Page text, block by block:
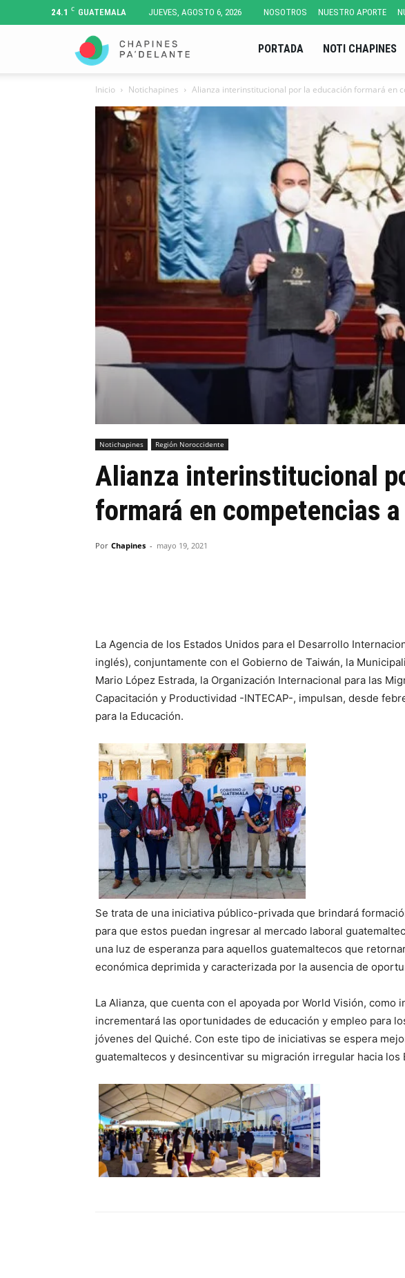
24.1 C GUATEMALA JUEVES, AGOSTO 6, 2026 NOSOTROS NUESTRO APORTE
Pa'
PORTADA NOTI CHAPINES
Inicio Notichapines Alianza interinstitucional por la educación formará en
Notichapines Región Noroccidente
Alianza interinstitucional
formará en competencias
Por Chapines - mayo 19, 2021
La Agencia de los Estados Unidos para el Desarrollo
inglés), conjuntamente con el Gobierno de Taiwán, la
Mario López Estrada, la Organización Internacional para las
Capacitación y Productividad -INTECAP-, impulsan, desde
para la Educación.
Se trata de una iniciativa público-privada que brindará
para que estos puedan ingresar al mercado laboral
una luz de esperanza para aquellos guatemaltecos que
económica deprimida y caracterizada por la ausencia de
La Alianza, que cuenta con el apoyada por World Visión, como
incrementará las oportunidades de educación y empleo para
jóvenes del Quiché. Con este tipo de iniciativas se espera
guatemaltecos y desincentivar su migración irregular hacia los